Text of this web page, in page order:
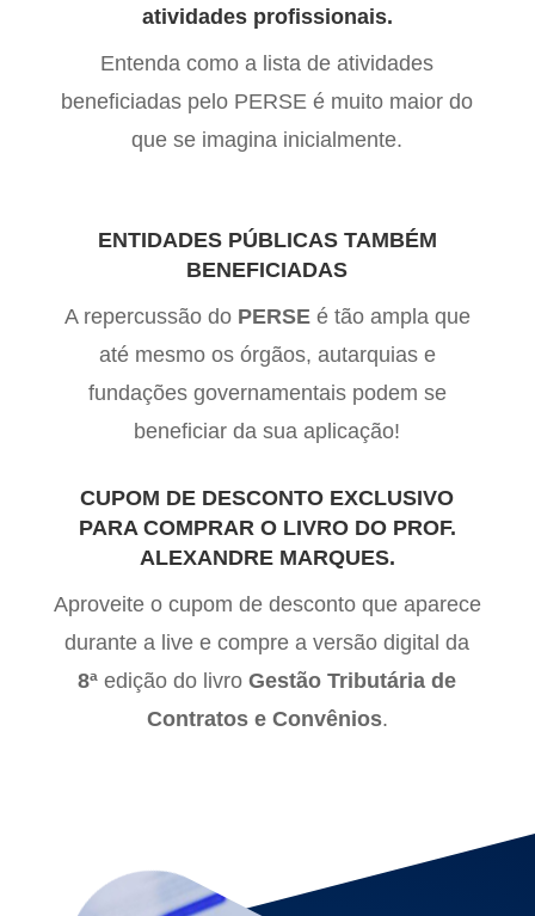
atividades profissionais.
Entenda como a lista de atividades
beneficiadas pelo PERSE é muito maior do
que se imagina inicialmente.
ENTIDADES PÚBLICAS TAMBÉM
BENEFICIADAS
A repercussão do PERSEé tão ampla que
até mesmo os órgãos, autarquias e
fundações governamentais podem se
beneficiar da sua aplicação!
CUPOM DE DESCONTO EXCLUSIVO
PARA COMPRAR O LIVRO DO PROF.
ALEXANDRE MARQUES.
Aproveite o cupom de desconto que aparece
durante a live e compre a versão digital da
8ª edição do livroGestão Tributária de
Contratos e Convênios.